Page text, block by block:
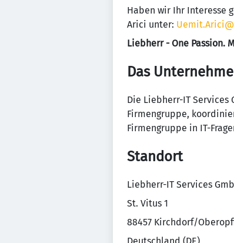
Haben wir Ihr Interesse
Arici unter:
Liebherr - One Passion.
Das
​Die Liebherr-IT
Firmengruppe,
Firmengruppe in IT-
Standort
Liebherr-IT Services
St. Vitus 1
88457 Kirchdorf/